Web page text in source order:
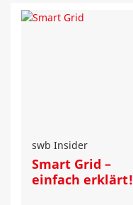
swb Insider
Smart Grid –
einfach erklärt!